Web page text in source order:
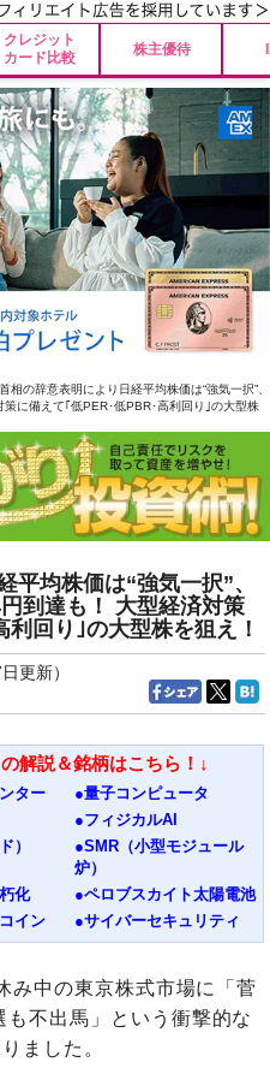
クレジット
カード比較
株主優待
相の辞意表明により日経平均株価は“強気一択”、
に備えて｢低PER･低PBR･高利回り｣の大型株
平均株価は“強気一択”、
到達も！ 大型経済対策
回り｣の大型株を狙え！
更新）
解説＆銘柄はこちら！↓
ター
●量子コンピュータ
●フィジカルAI
）
●SMR（小型モジュール
炉）
化
●ペロブスカイト太陽電池
イン ●サイバーセキュリティ
中の東京株式市場に「菅
不出馬」という衝撃的な
ました。